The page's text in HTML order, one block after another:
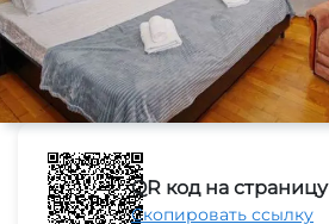
QR код на страницу
Скопировать ссылку